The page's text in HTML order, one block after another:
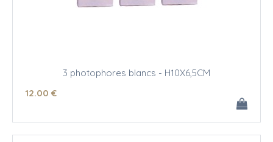
3 photophores blancs - H10X6,5CM
12.00 €